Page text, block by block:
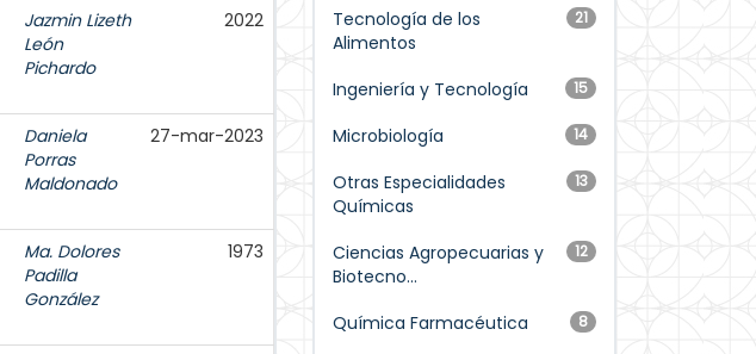
Jazmin Lizeth
León
Pichardo
2022
Daniela
Porras
Maldonado
27-mar-2023
Ma. Dolores
Padilla
González
1973
21
Tecnología de los
Alimentos
15
Ingeniería y Tecnología
14
Microbiología
13
Otras Especialidades
Químicas
12
Ciencias Agropecuarias y
Biotecno...
8
Química Farmacéutica